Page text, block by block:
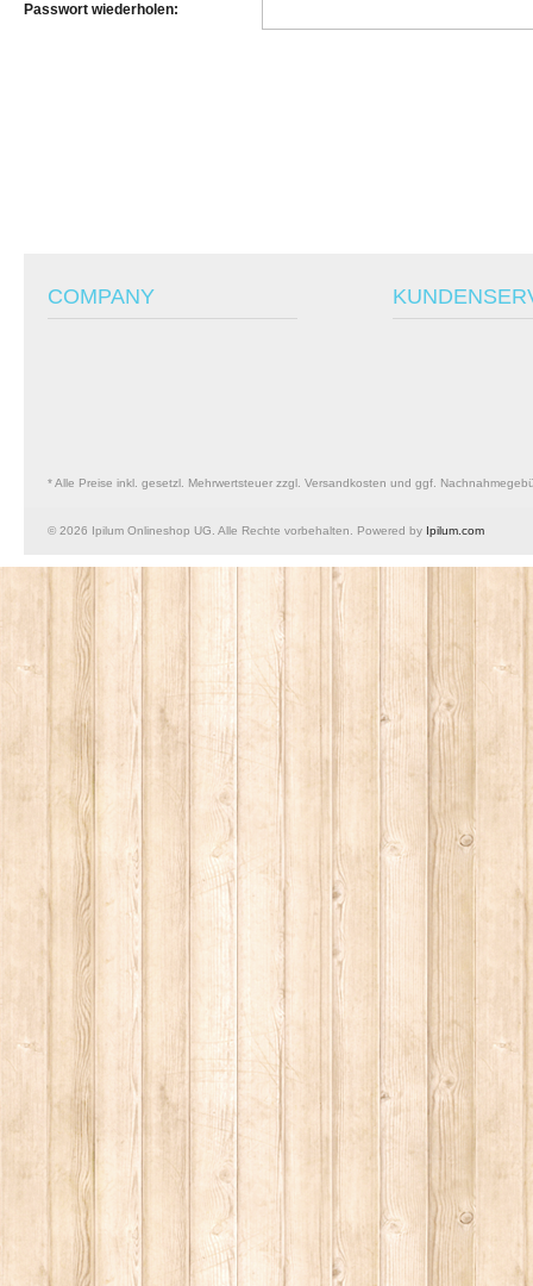
Passwort wiederholen:
COMPANY
* Alle Preise inkl. gesetzl. Mehrwertsteuer zzgl. Versandkosten und ggf.
© 2026 Ipilum Onlineshop UG. Alle Rechte vorbehalten. Powered by Ipilum.com